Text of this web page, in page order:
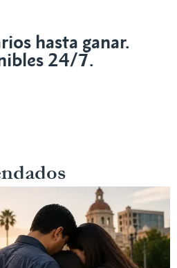
hasta ganar.
24/7.